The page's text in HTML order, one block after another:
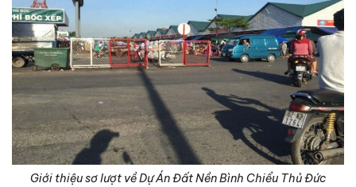
Giới thiệu sơ lượt về Dự Án Đất Nền Bình Chiểu Thủ Đức